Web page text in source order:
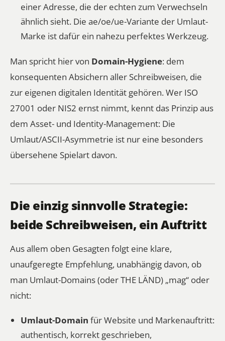
einer Adresse, die der echten zum Verwechseln
ähnlich sieht. Die ae/oe/ue-Variante der Umlaut-
Marke ist dafür ein nahezu perfektes Werkzeug.
Man spricht hier von Domain-Hygiene: dem
konsequenten Absichern aller Schreibweisen, die
zur eigenen digitalen Identität gehören. Wer ISO
27001 oder NIS2 ernst nimmt, kennt das Prinzip aus
dem Asset- und Identity-Management: Die
Umlaut/ASCII-Asymmetrie ist nur eine besonders
übersehene Spielart davon.
Die einzig sinnvolle Strategie:
beide Schreibweisen, ein Auftritt
Aus allem oben Gesagten folgt eine klare,
unaufgeregte Empfehlung, unabhängig davon, ob
man Umlaut-Domains (oder THE LÄND) „mag“ oder
nicht:
Umlaut-Domain für Website und Markenauftritt:
authentisch, korrekt geschrieben,